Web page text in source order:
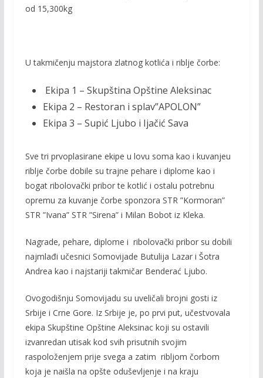
od 15,300kg
U takmičenju majstora zlatnog kotlića i riblje čorbe:
Ekipa 1 – Skupština Opštine Aleksinac
Ekipa 2 – Restoran i splav”APOLON”
Ekipa 3 – Supić Ljubo i Ijačić Sava
Sve tri prvoplasirane ekipe u lovu soma kao i kuvanjeu
riblje čorbe dobile su trajne pehare i diplome kao i
bogat ribolovački pribor te kotlić i ostalu potrebnu
opremu za kuvanje čorbe sponzora STR ”Kormoran”
STR ”Ivana” STR ”Sirena” i Milan Bobot iz Kleka.
Nagrade, pehare, diplome i ribolovački pribor su dobili
najmlađi učesnici Somovijade Butulija Lazar i Šotra
Andrea kao i najstariji takmičar Benderać Ljubo.
Ovogodišnju Somovijadu su uveličali brojni gosti iz
Srbije i Crne Gore. Iz Srbije je, po prvi put, učestvovala
ekipa Skupštine Opštine Aleksinac koji su ostavili
izvanredan utisak kod svih prisutnih svojim
raspoloženjem prije svega a zatim ribljom čorbom
koja je naišla na opšte oduševljenje i na kraju